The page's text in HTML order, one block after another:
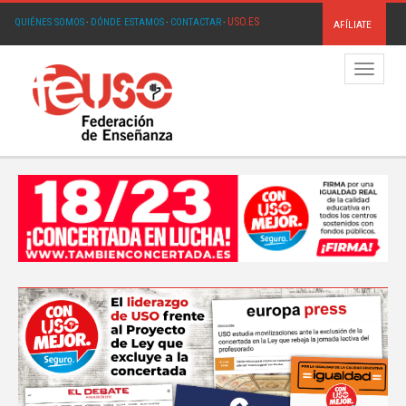
QUIÉNES SOMOS· DÓNDE ESTAMOS· CONTACTAR· USO.ES AFÍLIATE
Menú